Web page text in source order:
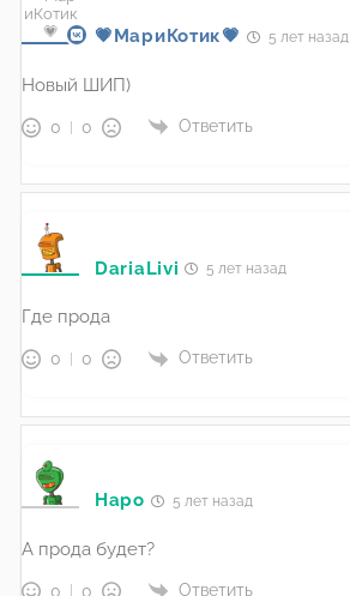
💗МариКотик💗 5 лет назад
Новый ШИП)
0 0 Ответить
DariaLivi 5 лет назад
Где прода
0 0 Ответить
Наро 5 лет назад
А прода будет?
0 0 Ответить